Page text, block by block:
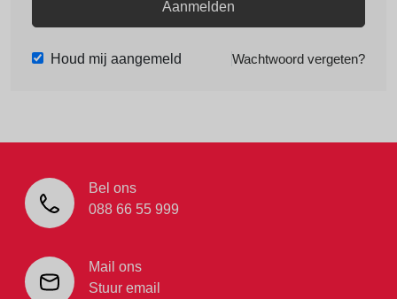
Aanmelden
Houd mij aangemeld Wachtwoord vergeten?
Bel ons
088 66 55 999
Mail ons
Stuur email